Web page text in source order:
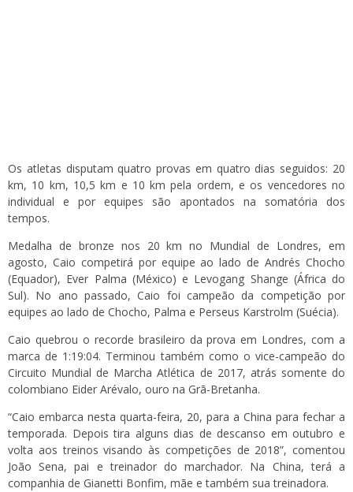
Os atletas disputam quatro provas em quatro dias seguidos: 20
km, 10 km, 10,5 km e 10 km pela ordem, e os vencedores no
individual e por equipes são apontados na somatória dos
tempos.
Medalha de bronze nos 20 km no Mundial de Londres, em
agosto, Caio competirá por equipe ao lado de Andrés Chocho
(Equador), Ever Palma (México) e Levogang Shange (África do
Sul). No ano passado, Caio foi campeão da competição por
equipes ao lado de Chocho, Palma e Perseus Karstrolm (Suécia).
Caio quebrou o recorde brasileiro da prova em Londres, com a
marca de 1:19:04. Terminou também como o vice-campeão do
Circuito Mundial de Marcha Atlética de 2017, atrás somente do
colombiano Eider Arévalo, ouro na Grã-Bretanha.
“Caio embarca nesta quarta-feira, 20, para a China para fechar a
temporada. Depois tira alguns dias de descanso em outubro e
volta aos treinos visando às competições de 2018”, comentou
João Sena, pai e treinador do marchador. Na China, terá a
companhia de Gianetti Bonfim, mãe e também sua treinadora.